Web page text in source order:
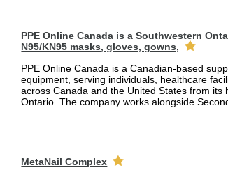
PPE Online Canada is a Southwestern
N95/KN95 masks, gloves, gowns,
PPE Online Canada is a Canadian-based
equipment, serving individuals, healthcare
across Canada and the United States from its
Ontario. The company works alongside
MetaNail Complex